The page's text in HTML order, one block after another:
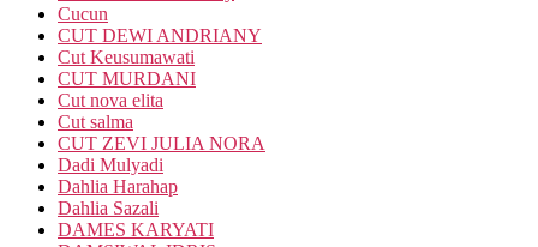
Cucun
CUT DEWI ANDRIANY
Cut Keusumawati
CUT MURDANI
Cut nova elita
Cut salma
CUT ZEVI JULIA NORA
Dadi Mulyadi
Dahlia Harahap
Dahlia Sazali
DAMES KARYATI